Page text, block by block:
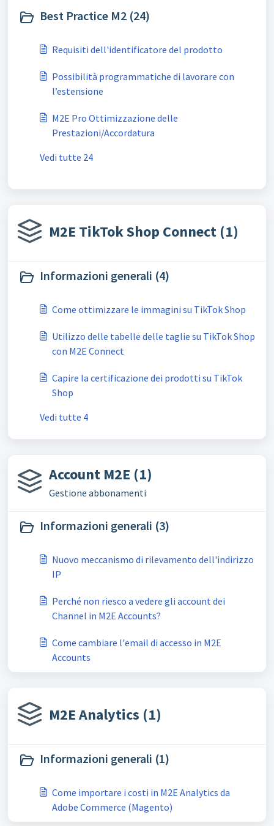
Best Practice M2 (24)
Requisiti dell'identificatore del prodotto
Possibilità programmatiche di lavorare con
l’estensione
M2E Pro Ottimizzazione delle
Prestazioni/Accordatura
Vedi tutte 24
M2E TikTok Shop Connect (1)
Informazioni generali (4)
Come ottimizzare le immagini su TikTok Shop
Utilizzo delle tabelle delle taglie su TikTok Shop
con M2E Connect
Capire la certificazione dei prodotti su TikTok
Shop
Vedi tutte 4
Account M2E (1)
Gestione abbonamenti
Informazioni generali (3)
Nuovo meccanismo di rilevamento dell'indirizzo
IP
Perché non riesco a vedere gli account dei
Channel in M2E Accounts?
Come cambiare l'email di accesso in M2E
Accounts
M2E Analytics (1)
Informazioni generali (1)
Come importare i costi in M2E Analytics da
Adobe Commerce (Magento)